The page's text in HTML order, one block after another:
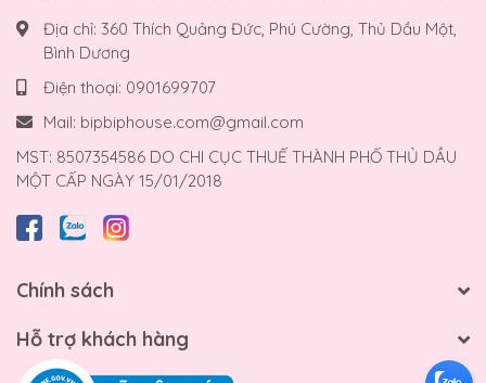
Địa chỉ: 360 Thích Quảng Đức, Phú Cường, Thủ Dầu Một,
Bình Dương
Điện thoại: 0901699707
Mail: bipbiphouse.com@gmail.com
MST: 8507354586 DO CHI CỤC THUẾ THÀNH PHỐ THỦ DẦU
MỘT CẤP NGÀY 15/01/2018
Chính sách
Hỗ trợ khách hàng